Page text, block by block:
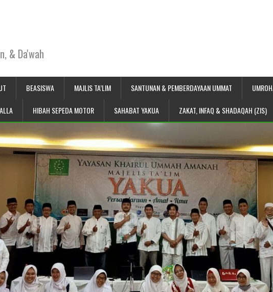
& Da'wah
BEASISWA MAJLIS TA’LIM SANTUNAN & PEMBERDAYAAN UMMAT
HIBAH SEPEDA MOTOR SAHABAT YAKUA ZAKAT, INFAQ & SHADAQAH (ZIS)